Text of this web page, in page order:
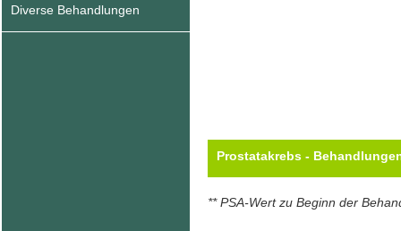
Diverse Behandlungen
Prostatakrebs -
** PSA-Wert zu Beginn der